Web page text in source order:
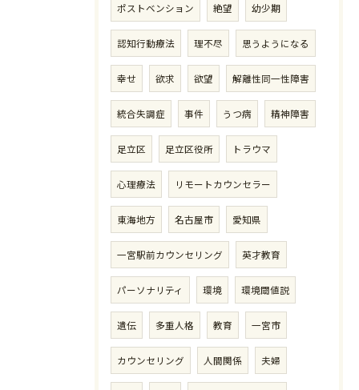
ポストベンション 絶望 幼少期
認知行動療法 理不尽 思うようになる
幸せ 欲求 欲望 解離性同一性障害
統合失調症 事件 うつ病 精神障害
足立区 足立区役所 トラウマ
心理療法 リモートカウンセラー
東海地方 名古屋市 愛知県
一宮駅前カウンセリング 英才教育
パーソナリティ 環境 環境閾値説
遺伝 多重人格 教育 一宮市
カウンセリング 人間関係 夫婦
ご予約・お問い合わせはこちら